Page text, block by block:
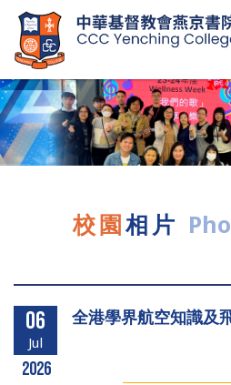
校園相片
06
Jul
2026
全港學界航空知識及